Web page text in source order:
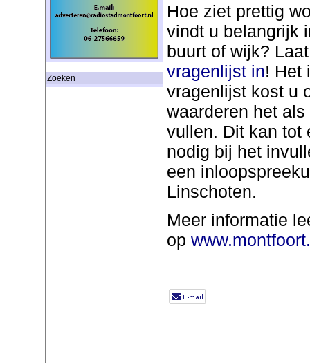
Zoeken
Hoe ziet prettig
vindt u belangrijk
buurt of wijk?
vragenlijst in! Het
vragenlijst kost u
waarderen het
vullen. Dit kan tot
nodig bij het
een
Linschoten.
Meer informatie
op